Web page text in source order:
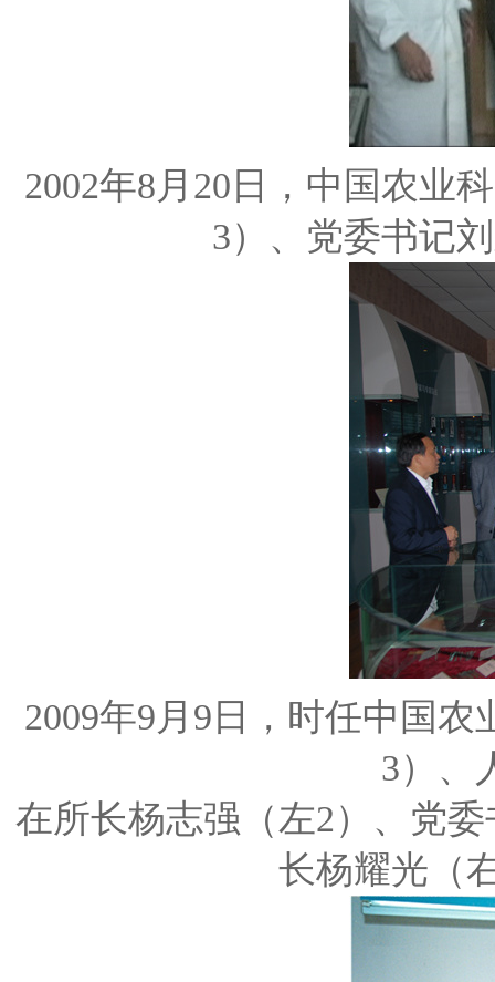
2002年8月20日，中国农业
3）、党委书记
2009年9月9日，时任中国
3）、
在所长杨志强（左2）、党
长杨耀光（